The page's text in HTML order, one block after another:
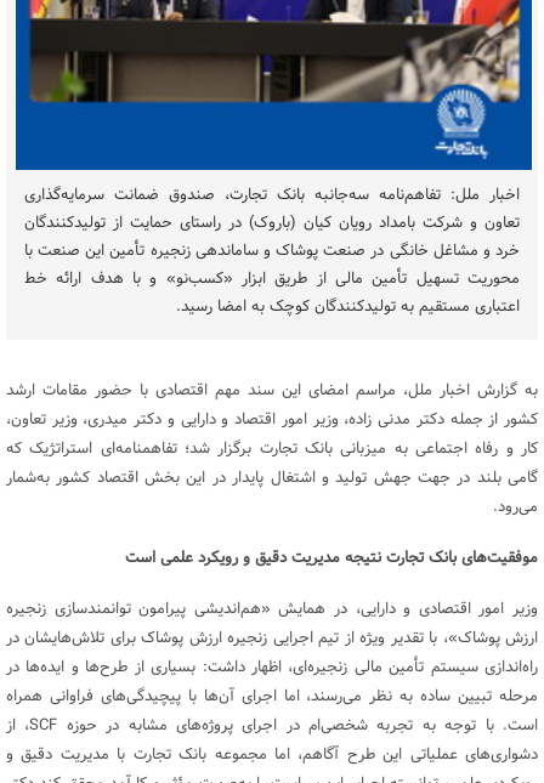
اخبار ملل: تفاهم‌نامه سه‌جانبه بانک تجارت، صندوق ضمانت سرمایه‌گذاری
تعاون و شرکت بامداد رویان کیان (باروک) در راستای حمایت از تولیدکنندگان
خرد و مشاغل خانگی در صنعت پوشاک و ساماندهی زنجیره تأمین این صنعت با
محوریت تسهیل تأمین مالی از طریق ابزار «کسب‌نو» و با هدف ارائه خط
اعتباری مستقیم به تولیدکنندگان کوچک به امضا رسید.
به گزارش اخبار ملل، مراسم امضای این سند مهم اقتصادی با حضور مقامات ارشد
کشور از جمله دکتر مدنی زاده، وزیر امور اقتصاد و دارایی و دکتر میدری، وزیر تعاون،
کار و رفاه اجتماعی به میزبانی بانک تجارت برگزار شد؛ تفاهمنامه‌ای استراتژیک که
گامی بلند در جهت جهش تولید و اشتغال پایدار در این بخش اقتصاد کشور به‌شمار
می‌رود.
موفقیت‌های بانک تجارت نتیجه مدیریت دقیق و رویکرد علمی است
وزیر امور اقتصادی و دارایی، در همایش «هم‌اندیشی پیرامون توانمندسازی زنجیره
ارزش پوشاک»، با تقدیر ویژه از تیم اجرایی زنجیره ارزش پوشاک برای تلاش‌هایشان در
راه‌اندازی سیستم تأمین مالی زنجیره‌ای، اظهار داشت: بسیاری از طرح‌ها و ایده‌ها در
مرحله تبیین ساده به نظر می‌رسند، اما اجرای آن‌ها با پیچیدگی‌های فراوانی همراه
است. با توجه به تجربه شخصی‌ام در اجرای پروژه‌های مشابه در حوزه SCF، از
دشواری‌های عملیاتی این طرح آگاهم، اما مجموعه بانک تجارت با مدیریت دقیق و